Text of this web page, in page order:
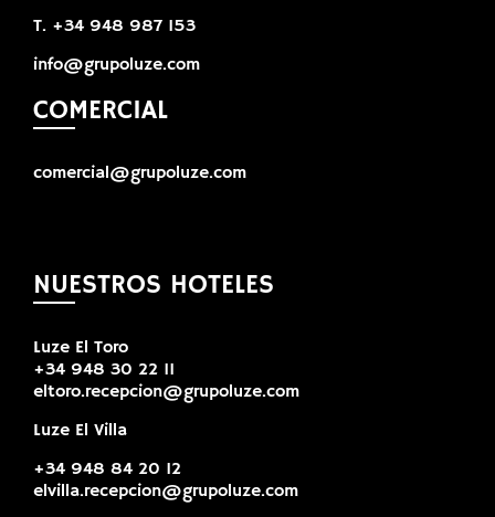
T. +34 948 987 153
info@grupoluze.com
COMERCIAL
comercial@grupoluze.com
NUESTROS HOTELES
Luze El Toro
+34 948 30 22 11
eltoro.recepcion@grupoluze.com
Luze El Villa
+34 948 84 20 12
elvilla.recepcion@grupoluze.com